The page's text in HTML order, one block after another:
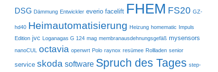
DSG Dämmung Entwickler everio facelift FHEM FS20 GZ-
hd40 Heimautomatisierung Heizung homematic
Impuls
Edition jvc Loganagas G 124 mag membranausdehnungsgefäß mysensors
nanoCUL octavia openwrt Polo raynox resümee Rollladen senior
service skoda software Spruch des Tages step-